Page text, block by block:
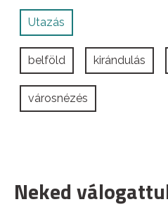
Utazás
belföld kirándulás
városnézés
Neked